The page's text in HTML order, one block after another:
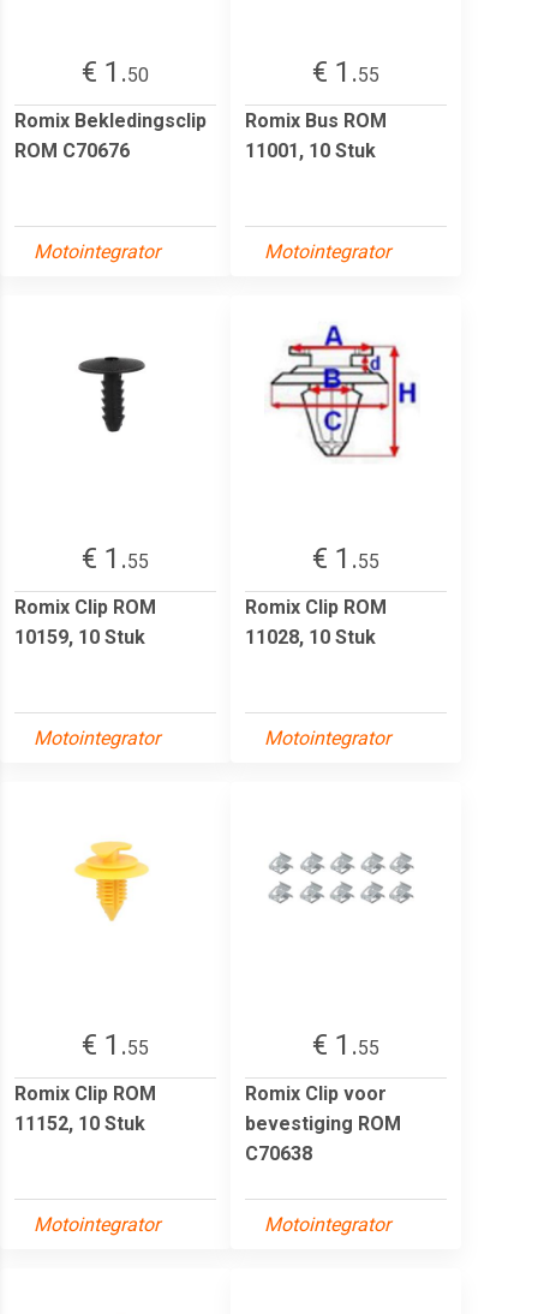
€ 1.50
Romix Bekledingsclip
ROM C70676
Motointegrator
€ 1.55
Romix Bus ROM
11001, 10 Stuk
Motointegrator
€ 1.55
Romix Clip ROM
10159, 10 Stuk
Motointegrator
€ 1.55
Romix Clip ROM
11028, 10 Stuk
Motointegrator
€ 1.55
Romix Clip ROM
11152, 10 Stuk
Motointegrator
€ 1.55
Romix Clip voor
bevestiging ROM
C70638
Motointegrator